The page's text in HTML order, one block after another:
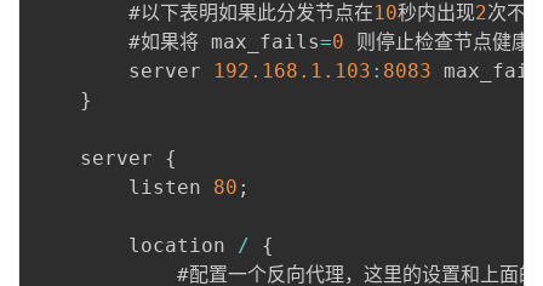
        #以下表明如果此分发节点在
10秒内出现2次不
        #如果将 max_fails
=0 则停止检查节点健
        server
192.168 .1 .103 : 8083
}
    server
{
        listen
80 ;
        location
/
{
#配置一个反向代理，这里的设置和上面